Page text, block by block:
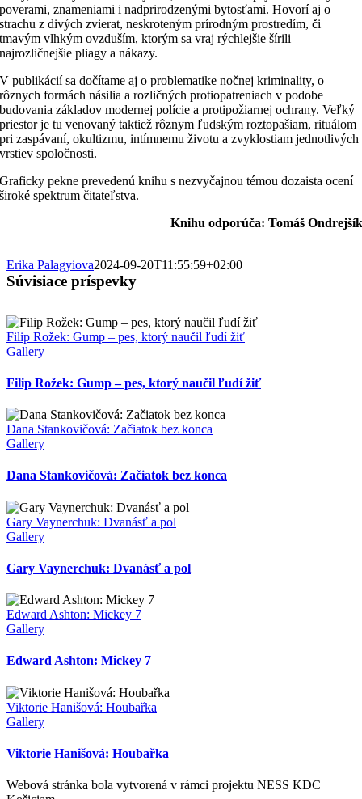
poverami, znameniami i nadprirodzenými bytosťami. Hovorí aj o
strachu z divých zvierat, neskroteným prírodným prostredím, či
tmavým vlhkým ovzduším, ktorým sa vraj rýchlejšie šírili
najrozličnejšie pliagy a nákazy.
V publikácií sa dočítame aj o problematike nočnej kriminality, o
rôznych formách násilia a rozličných protiopatreniach v podobe
budovania základov modernej polície a protipožiarnej ochrany. Veľký
priestor je tu venovaný taktiež rôznym ľudským roztopašiam, rituálom
pri zaspávaní, okultizmu, intímnemu životu a zvyklostiam jednotlivých
vrstiev spoločnosti.
Graficky pekne prevedenú knihu s nezvyčajnou témou dozaista ocení
široké spektrum čitateľstva.
Knihu odporúča: Tomáš Ondrejšík
Erika Palagyiova2024-09-20T11:55:59+02:00
Súvisiace príspevky
Filip Rožek: Gump – pes, ktorý naučil ľudí žiť
Gallery
Filip Rožek: Gump – pes, ktorý naučil ľudí žiť
Dana Stankovičová: Začiatok bez konca
Gallery
Dana Stankovičová: Začiatok bez konca
Gary Vaynerchuk: Dvanásť a pol
Gallery
Gary Vaynerchuk: Dvanásť a pol
Edward Ashton: Mickey 7
Gallery
Edward Ashton: Mickey 7
Viktorie Hanišová: Houbařka
Gallery
Viktorie Hanišová: Houbařka
Webová stránka bola vytvorená v rámci projektu NESS KDC